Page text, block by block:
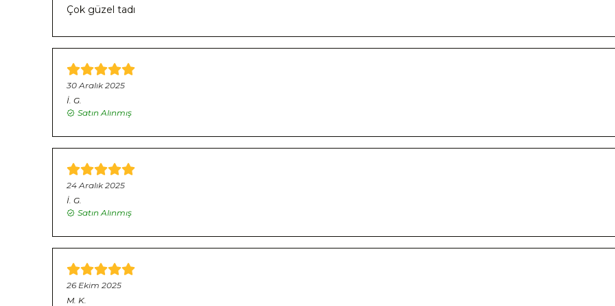
Çok güzel tadı
30 Aralık 2025
İ. G.
Satın Alınmış
24 Aralık 2025
İ. G.
Satın Alınmış
26 Ekim 2025
M. K.